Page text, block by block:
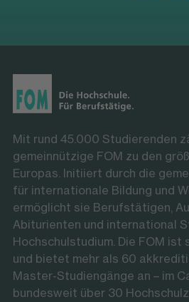
Mit rund 45.000 Studierenden
gemeinnützige FOM zu den
Europas. Initiiert durch die
für internationale Bildung und
ermöglicht sie Berufstätigen,
Abiturienten und international
Hochschulstudium. Die FOM
und bietet mehr als 60
Master-Studiengänge an – im
bundesweit über 30